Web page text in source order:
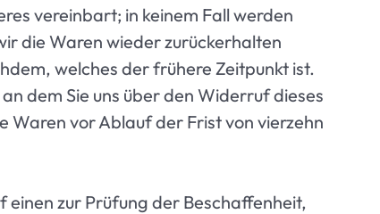
vereinbart; in keinem Fall werden
die Waren wieder zurückerhalten
welches der frühere Zeitpunkt ist.
dem Sie uns über den Widerruf dieses
Waren vor Ablauf der Frist von vierzehn
zur Prüfung der Beschaffenheit,